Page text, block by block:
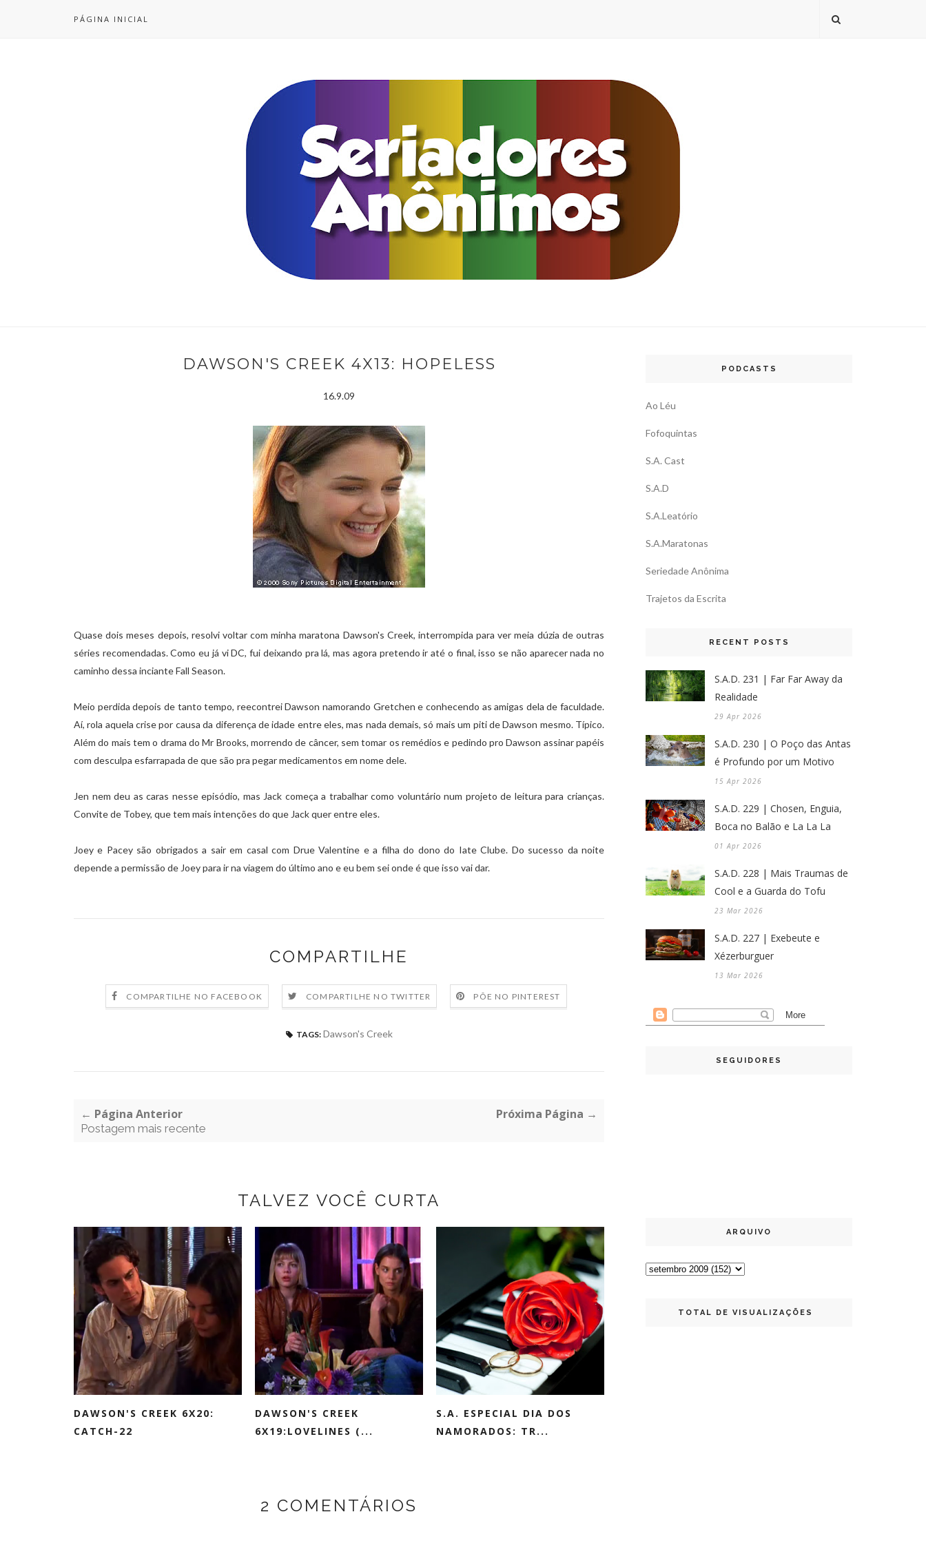
PÁGINA INICIAL
DAWSON'S CREEK 4X13: HOPELESS
16.9.09
Quase dois meses depois, resolvi voltar com minha maratona Dawson's Creek, interrompida para ver meia dúzia de outras
séries recomendadas. Como eu já vi DC, fui deixando pra lá, mas agora pretendo ir até o final, isso se não aparecer nada no
caminho dessa inciante Fall Season.
Meio perdida depois de tanto tempo, reecontrei Dawson namorando Gretchen e conhecendo as amigas dela de faculdade.
Aí, rola aquela crise por causa da diferença de idade entre eles, mas nada demais, só mais um piti de Dawson mesmo. Típico.
Além do mais tem o drama do Mr Brooks, morrendo de câncer, sem tomar os remédios e pedindo pro Dawson assinar papéis
com desculpa esfarrapada de que são pra pegar medicamentos em nome dele.
Jen nem deu as caras nesse episódio, mas Jack começa a trabalhar como voluntário num projeto de leitura para crianças.
Convite de Tobey, que tem mais intenções do que Jack quer entre eles.
Joey e Pacey são obrigados a sair em casal com Drue Valentine e a filha do dono do Iate Clube. Do sucesso da noite
depende a permissão de Joey para ir na viagem do último ano e eu bem sei onde é que isso vai dar.
COMPARTILHE
COMPARTILHE NO FACEBOOK COMPARTILHE NO TWITTER PÕE NO PINTEREST
TAGS: Dawson's Creek
← Página Anterior
Postagem mais recente
Próxima Página →
TALVEZ VOCÊ CURTA
DAWSON'S CREEK 6X20:
CATCH-22
DAWSON'S CREEK
6X19:LOVELINES (...
S.A. ESPECIAL DIA DOS
NAMORADOS: TR...
2 COMENTÁRIOS
PODCASTS
Ao Léu
Fofoquintas
S.A. Cast
S.A.D
S.A.Leatório
S.A.Maratonas
Seriedade Anônima
Trajetos da Escrita
RECENT POSTS
S.A.D. 231 | Far Far Away da
Realidade
29 Apr 2026
S.A.D. 230 | O Poço das Antas
é Profundo por um Motivo
15 Apr 2026
S.A.D. 229 | Chosen, Enguia,
Boca no Balão e La La La
01 Apr 2026
S.A.D. 228 | Mais Traumas de
Cool e a Guarda do Tofu
23 Mar 2026
S.A.D. 227 | Exebeute e
Xézerburguer
13 Mar 2026
SEGUIDORES
ARQUIVO
TOTAL DE VISUALIZAÇÕES